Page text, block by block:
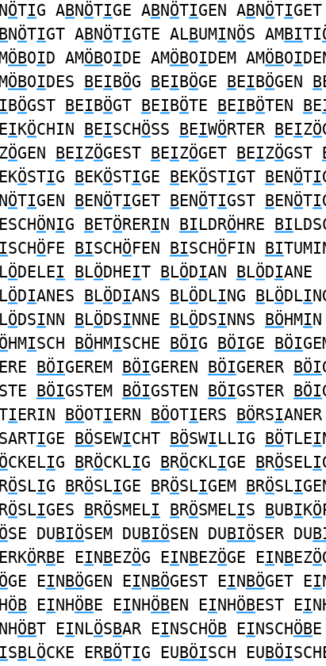
NÖTIG ABNÖTIGE ABNÖTIGEN ABNÖTIGET
BNÖTIGT ABNÖTIGTE ALBUMINÖS AMBITI
ÖBOID AMÖBOIDE AMÖBOIDEM AMÖBOI
ÖBOIDES BEIBÖG BEIBÖGE BEIBÖGEN B
IBÖGST BEIBÖGT BEIBÖTE BEIBÖTEN BE
EIKÖCHIN BEISCHÖSS BEIWÖRTER BEIZÖ
ZÖGEN BEIZÖGEST BEIZÖGET BEIZÖGST
EKÖSTIG BEKÖSTIGE BEKÖSTIGT BENÖTI
ÖTIGEN BENÖTIGET BENÖTIGST BENÖTI
ESCHÖNIG BETÖRERIN BILDRÖHRE BI
SCHÖFE BISCHÖFEN BISCHÖFIN BI
LÖDELEI BLÖDHEIT BLÖDIAN BLÖDIANE
LÖDIANES BLÖDIANS BLÖDLING BLÖDLI
LÖDSINN BLÖDSINNE BLÖDSINNS BÖHMIN
HMISCH BÖHMISCHE BÖIG BÖIGE BÖI
BÖIGEREM BÖIGEREN BÖIGERER BÖI
BÖIGSTEM BÖIGSTEN BÖIGSTER BÖI
IERIN BÖOTIERN BÖOTIERS BÖRSIANER
SARTIGE BÖSEWICHT BÖSWILLIG BÖTLEI
ÖCKELIG BRÖCKLIG BRÖCKLIGE BRÖSELI
RÖSLIG BRÖSLIGE BRÖSLIGEM BRÖSLI
RÖSLIGES BRÖSMELI BRÖSMELIS BUBIKÖ
SE DUBIÖSEM DUBIÖSEN DUBIÖSER DU
ERKÖRBE EINBEZÖG EINBEZÖGE EINBEZÖ
GE EINBÖGEN EINBÖGEST EINBÖGET EI
ÖB EINHÖBE EINHÖBEN EINHÖBEST EI
NHÖBT EINLÖSBAR EINSCHÖB EINSCHÖBE
ISBLÖCKE ERBÖTIG EUBÖISCH EUBÖI